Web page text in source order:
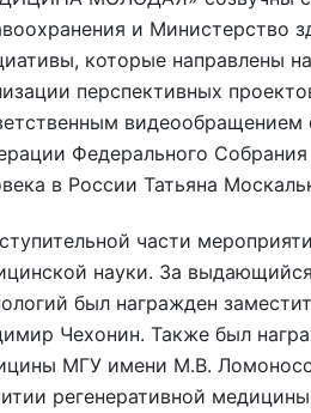
и Министерство
которые направлены
перспективных
видеообращением
Федерального
в России Татьяна
части
науки. За
был награжден
Чехонин. Также был
МГУ имени М.В.
регенеративной